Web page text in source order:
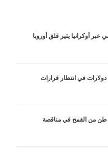
أوكرانيا يثير قلق أوروبا
أسعار الذهب تتراجع 6 دولارات في انتظار قرارات